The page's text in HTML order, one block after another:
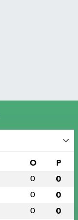
O P
0 0
0 0
0 0